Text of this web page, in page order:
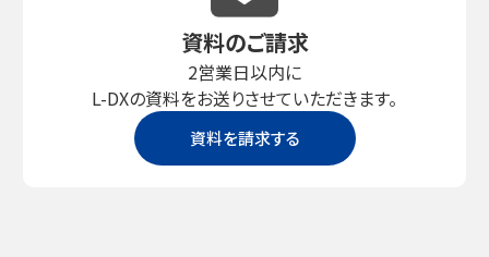
資料のご請求
2営業日以内に
L-DXの資料をお送りさせていただきます。
資料を請求する